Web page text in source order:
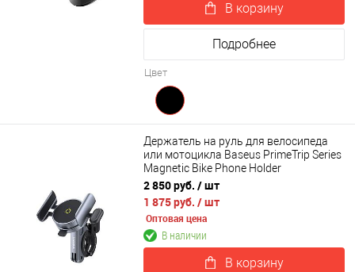
В корзину
Подробнее
Цвет
Держатель на руль для велосипеда
или мотоцикла Baseus PrimeTrip Series
Magnetic Bike Phone Holder
(C40569000121-00)
2 850 руб. / шт
1 875 руб. / шт
Оптовая цена
В наличии
В корзину